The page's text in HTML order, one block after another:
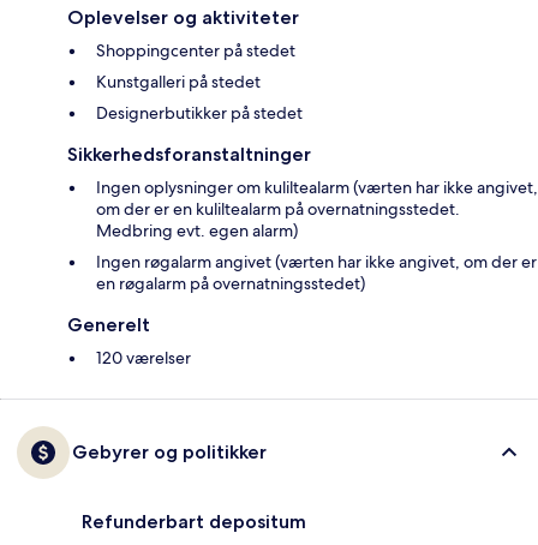
Oplevelser og aktiviteter
Shoppingcenter på stedet
Kunstgalleri på stedet
Designerbutikker på stedet
Sikkerhedsforanstaltninger
Ingen oplysninger om kuliltealarm (værten har ikke angivet,
om der er en kuliltealarm på overnatningsstedet.
Medbring evt. egen alarm)
Ingen røgalarm angivet (værten har ikke angivet, om der er
en røgalarm på overnatningsstedet)
Generelt
120 værelser
Gebyrer og politikker
Refunderbart depositum